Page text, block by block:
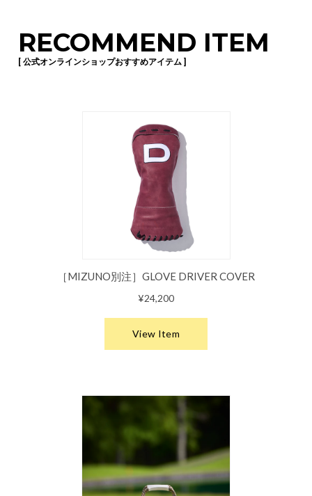
RECOMMEND ITEM
[ 公式オンラインショップおすすめアイテム ]